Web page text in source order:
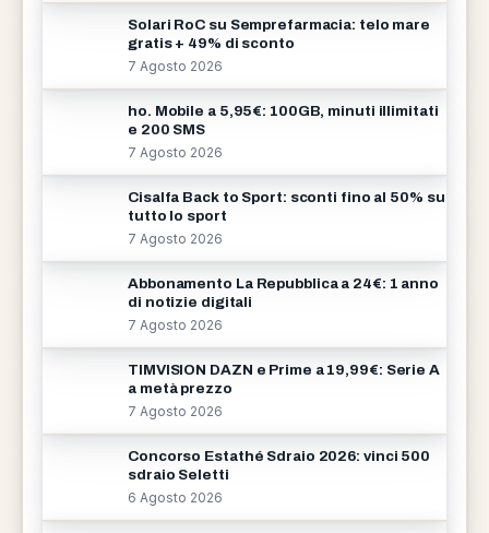
Solari RoC su Semprefarmacia: telo mare
gratis + 49% di sconto
7 Agosto 2026
ho. Mobile a 5,95€: 100GB, minuti illimitati
e 200 SMS
7 Agosto 2026
Cisalfa Back to Sport: sconti fino al 50% su
tutto lo sport
7 Agosto 2026
Abbonamento La Repubblica a 24€: 1 anno
di notizie digitali
7 Agosto 2026
TIMVISION DAZN e Prime a 19,99€: Serie A
a metà prezzo
7 Agosto 2026
Concorso Estathé Sdraio 2026: vinci 500
sdraio Seletti
6 Agosto 2026